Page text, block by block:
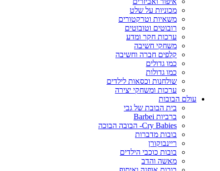
מכוניות על שלט
משאיות וטרקטורים
רובוטים וטובוטים
ערכות חקר ומדע
משחקי חשיבה
קלפים חברה וחשיבה
כמו גדולים
כמו גדולות
שולחנות וכסאות לילדים
ערכות ומשחקי יצירה
עולם הבובות
בית הבובת של גבי
ברביות Barbei
Cry Babies- הבובה הבוכה
בובות מדברות
ריינבוקורן
בובות כוכבי הילדים
מאשה והדב